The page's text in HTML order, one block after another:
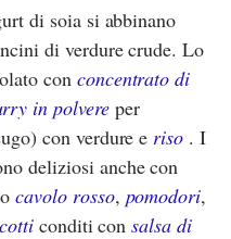
di soia si abbinano
di verdure crude. Lo
con concentrato di
in polvereper
con verdure e riso . I
deliziosi anche con
cavolo rosso, pomodori,
conditi consalsa di